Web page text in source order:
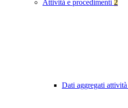
Attività e procedimenti 2
Dati aggregati